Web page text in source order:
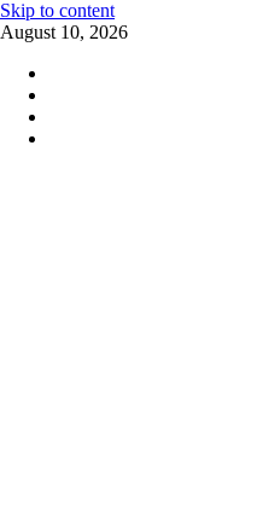
Skip to content
August 10, 2026